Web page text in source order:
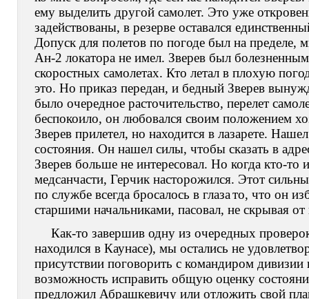
ему выделить другой самолет. Это уже
задействованы, в резерве оставался
Допуск для полетов по погоде был на пределе,
Ан-2 локатора не имел. Зверев был
скоростных самолетах. Кто летал в плохую
это. Но приказ передан, и бедный Зверев
было очередное расточительство, перелет
беспокоило, он любовался своим положением
Зверев прилетел, но находится в лазарете.
состояния. Он нашел силы, чтобы сказать в
Зверев больше не интересовал. Но когда кто-то
медсанчасти, Герчик насторожился. Этот
по службе всегда бросалось в глазато, что он
старшими начальниками, пасовал, не скрывая
Как-то завершив одну из очередных
находился в Каунасе), мы остались не
присутствии поговорить с командиром
возможность исправить общую оценку
предложил Абрашкевичу или отложить свой